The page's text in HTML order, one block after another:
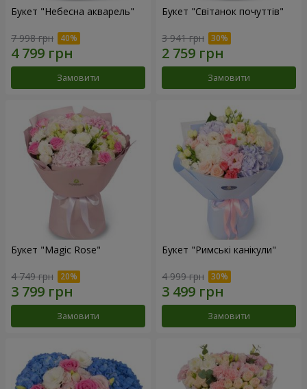
Букет "Небесна акварель"
7 998 грн
Замовити
Букет "Світанок почуттів"
3 941 грн
Замовити
Букет "Magic Rose"
4 749 грн
Замовити
Букет "Римські канікули"
4 999 грн
Замовити